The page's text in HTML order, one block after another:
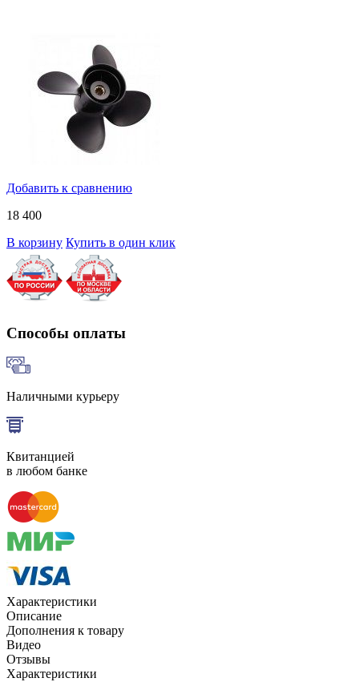
Добавить к сравнению
18 400
В корзину Купить в один клик
Способы оплаты
Наличными курьеру
Квитанцией
в любом банке
Характеристики
Описание
Дополнения к товару
Видео
Отзывы
Характеристики